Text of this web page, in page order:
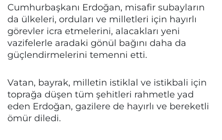
Cumhurbaşkanı Erdoğan, misafir subayların
da ülkeleri, orduları ve milletleri için hayırlı
görevler icra etmelerini, alacakları yeni
vazifelerle aradaki gönül bağını daha da
güçlendirmelerini temenni etti.
Vatan, bayrak, milletin istiklal ve istikbali için
toprağa düşen tüm şehitleri rahmetle yad
eden Erdoğan, gazilere de hayırlı ve bereketli
ömür diledi.